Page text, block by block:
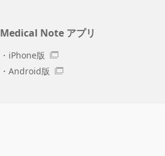
Medical Note アプリ
iPhone版
Android版